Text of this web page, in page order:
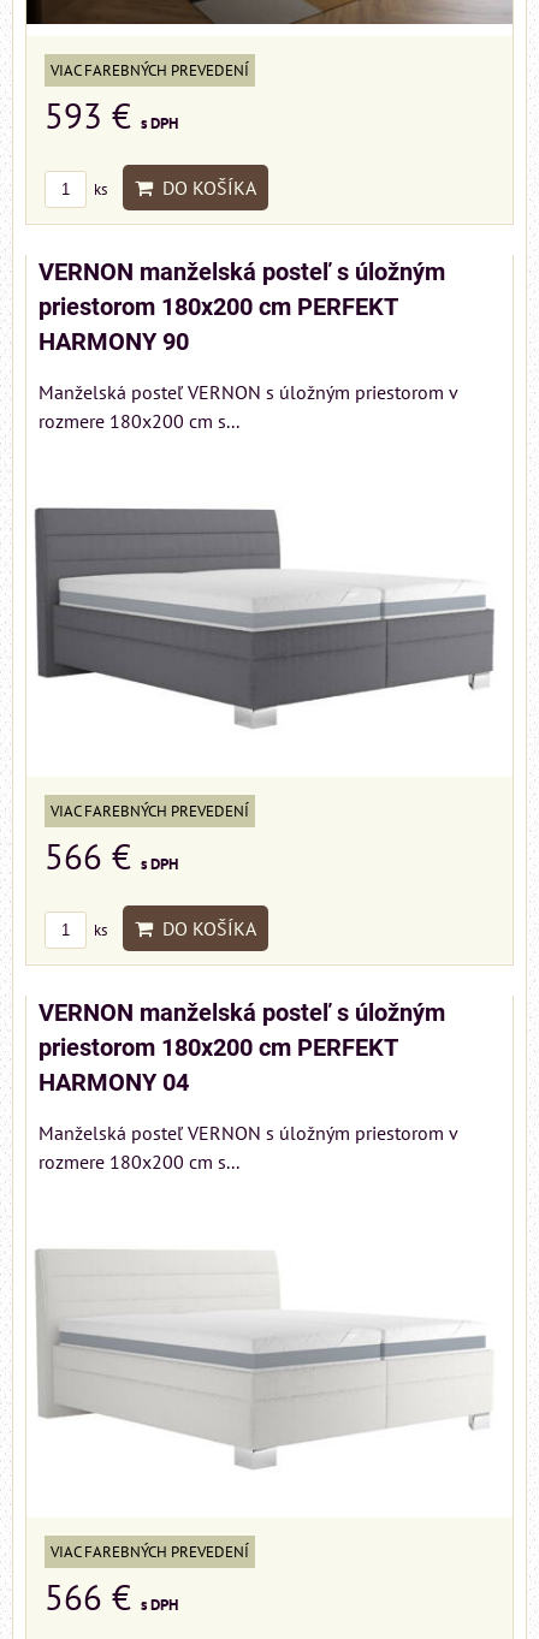
VIAC FAREBNÝCH PREVEDENÍ
593 € s DPH
ks DO KOŠÍKA
VERNON manželská posteľ s úložným
priestorom 180x200 cm PERFEKT
HARMONY 90
Manželská posteľ VERNON s úložným priestorom v
rozmere 180x200 cm s...
VIAC FAREBNÝCH PREVEDENÍ
566 € s DPH
ks DO KOŠÍKA
VERNON manželská posteľ s úložným
priestorom 180x200 cm PERFEKT
HARMONY 04
Manželská posteľ VERNON s úložným priestorom v
rozmere 180x200 cm s...
VIAC FAREBNÝCH PREVEDENÍ
566 € s DPH